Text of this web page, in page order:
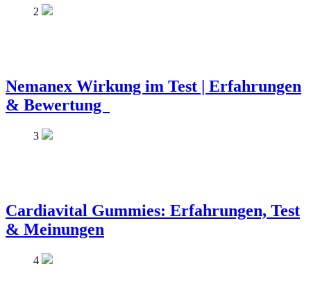
2
Nemanex Wirkung im Test | Erfahrungen
& Bewertung
3
Cardiavital Gummies: Erfahrungen, Test
& Meinungen
4